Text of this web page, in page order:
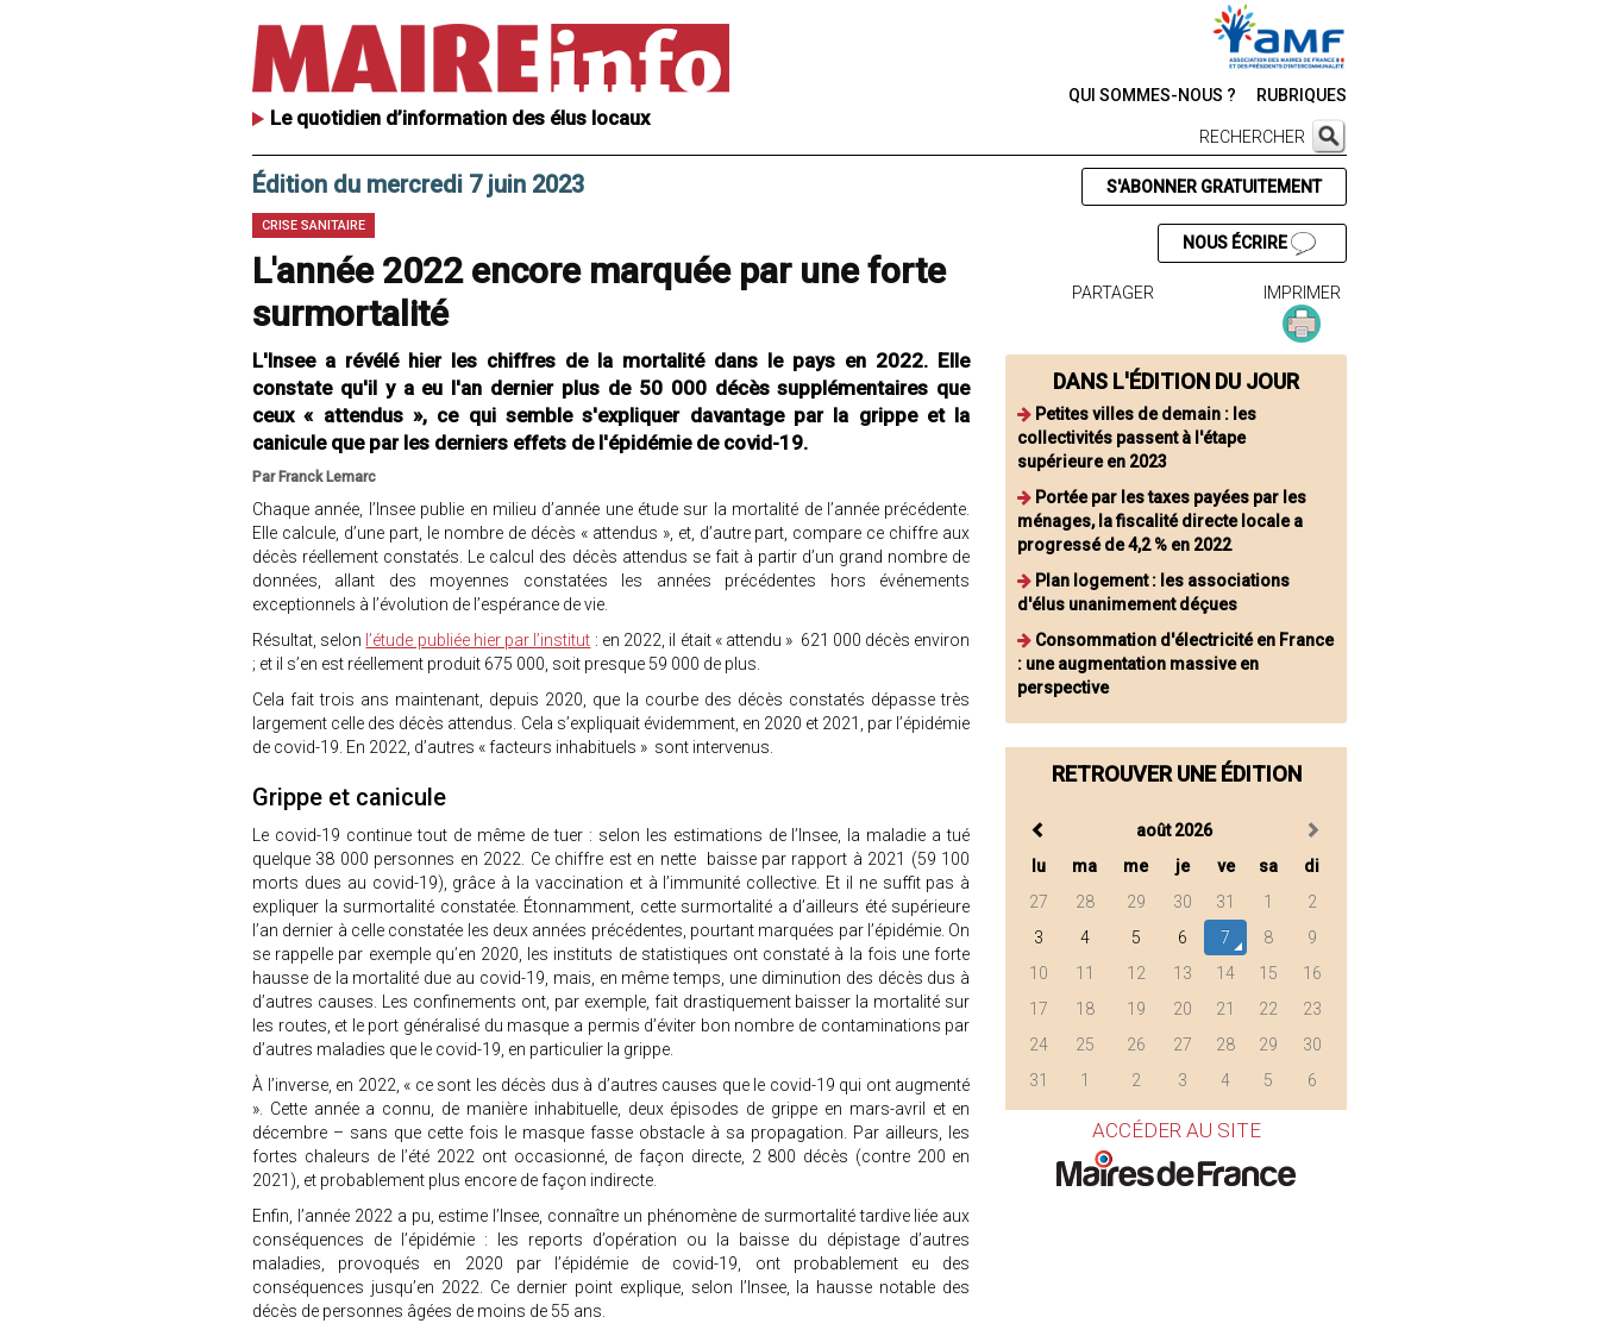
Le quotidien d’information des élus locaux
QUI SOMMES-NOUS ? RUBRIQUES
RECHERCHER
Édition du mercredi 7 juin 2023
CRISE SANITAIRE
L'année 2022 encore marquée par une forte
surmortalité
L'Insee a révélé hier les chiffres de la mortalité dans le pays en 2022. Elle
constate qu'il y a eu l'an dernier plus de 50 000 décès supplémentaires que
ceux « attendus », ce qui semble s'expliquer davantage par la grippe et la
canicule que par les derniers effets de l'épidémie de covid-19.
Par Franck Lemarc
Chaque année, l’Insee publie en milieu d’année une étude sur la mortalité de l’année précédente.
Elle calcule, d’une part, le nombre de décès « attendus », et, d’autre part, compare ce chiffre aux
décès réellement constatés. Le calcul des décès attendus se fait à partir d’un grand nombre de
données, allant des moyennes constatées les années précédentes hors événements
exceptionnels à l’évolution de l’espérance de vie.
Résultat, selon l’étude publiée hier par l’institut : en 2022, il était « attendu » 621 000 décès environ
; et il s’en est réellement produit 675 000, soit presque 59 000 de plus.
Cela fait trois ans maintenant, depuis 2020, que la courbe des décès constatés dépasse très
largement celle des décès attendus. Cela s’expliquait évidemment, en 2020 et 2021, par l’épidémie
de covid-19. En 2022, d’autres « facteurs inhabituels » sont intervenus.
Grippe et canicule
Le covid-19 continue tout de même de tuer : selon les estimations de l’Insee, la maladie a tué
quelque 38 000 personnes en 2022. Ce chiffre est en nette baisse par rapport à 2021 (59 100
morts dues au covid-19), grâce à la vaccination et à l’immunité collective. Et il ne suffit pas à
expliquer la surmortalité constatée. Étonnamment, cette surmortalité a d’ailleurs été supérieure
l’an dernier à celle constatée les deux années précédentes, pourtant marquées par l’épidémie. On
se rappelle par exemple qu’en 2020, les instituts de statistiques ont constaté à la fois une forte
hausse de la mortalité due au covid-19, mais, en même temps, une diminution des décès dus à
d’autres causes. Les confinements ont, par exemple, fait drastiquement baisser la mortalité sur
les routes, et le port généralisé du masque a permis d’éviter bon nombre de contaminations par
d’autres maladies que le covid-19, en particulier la grippe.
À l’inverse, en 2022, « ce sont les décès dus à d’autres causes que le covid-19 qui ont augmenté
». Cette année a connu, de manière inhabituelle, deux épisodes de grippe en mars-avril et en
décembre – sans que cette fois le masque fasse obstacle à sa propagation. Par ailleurs, les
fortes chaleurs de l’été 2022 ont occasionné, de façon directe, 2 800 décès (contre 200 en
2021), et probablement plus encore de façon indirecte.
Enfin, l’année 2022 a pu, estime l’Insee, connaître un phénomène de surmortalité tardive liée aux
conséquences de l’épidémie : les reports d’opération ou la baisse du dépistage d’autres
maladies, provoqués en 2020 par l’épidémie de covid-19, ont probablement eu des
conséquences jusqu’en 2022. Ce dernier point explique, selon l’Insee, la hausse notable des
décès de personnes âgées de moins de 55 ans.
S'ABONNER GRATUITEMENT
NOUS ÉCRIRE
PARTAGER IMPRIMER
DANS L'ÉDITION DU JOUR
Petites villes de demain : les
collectivités passent à l'étape
supérieure en 2023
Portée par les taxes payées par les
ménages, la fiscalité directe locale a
progressé de 4,2 % en 2022
Plan logement : les associations
d'élus unanimement déçues
Consommation d'électricité en France
: une augmentation massive en
perspective
RETROUVER UNE ÉDITION
août 2026
lu
ma me je ve sa
di
27
28 29 30 31 1
2
3
4 5 6 7 8
9
10
11 12 13 14 15
16
17
18 19 20 21 22
23
24
25 26 27 28 29
30
31
1 2 3 4 5 6
ACCÉDER AU SITE